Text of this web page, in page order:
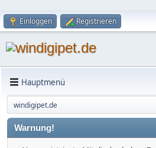
Einloggen Registrieren
Hauptmenü
windigipet.de
Warnung!